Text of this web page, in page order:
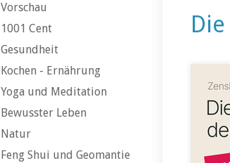
Vorschau
1001 Cent
Gesundheit
Kochen - Ernährung
Yoga und Meditation
Bewusster Leben
Natur
Feng Shui und Geomantie